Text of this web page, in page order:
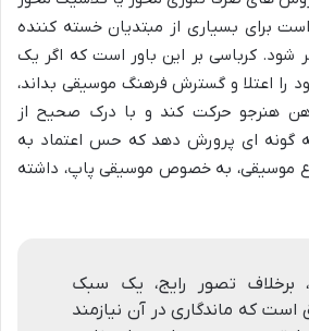
برای بسیاری از مبتدیان خسته کننده
شود. کرباسی بر این باور است که اگر یک
اعتلا و گسترش فرهنگ موسیقی بداند،
هنرجو حرکت کند و با درک صحیح از
گونه ای پرورش دهد که حس اعتماد به
موسیقی، به خصوص موسیقی پاپ، داشته
برخلاف تصور رایج، یک سبک
است که ماندگاری در آن نیازمند